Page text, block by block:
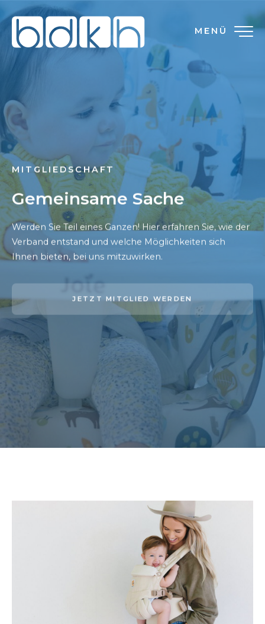
MENÜ
MITGLIEDSCHAFT
Gemeinsame Sache
Werden Sie Teil eines Ganzen! Hier erfahren Sie, wie der
Verband entstand und welche Möglichkeiten sich
Ihnen bieten, bei uns mitzuwirken.
JETZT MITGLIED WERDEN